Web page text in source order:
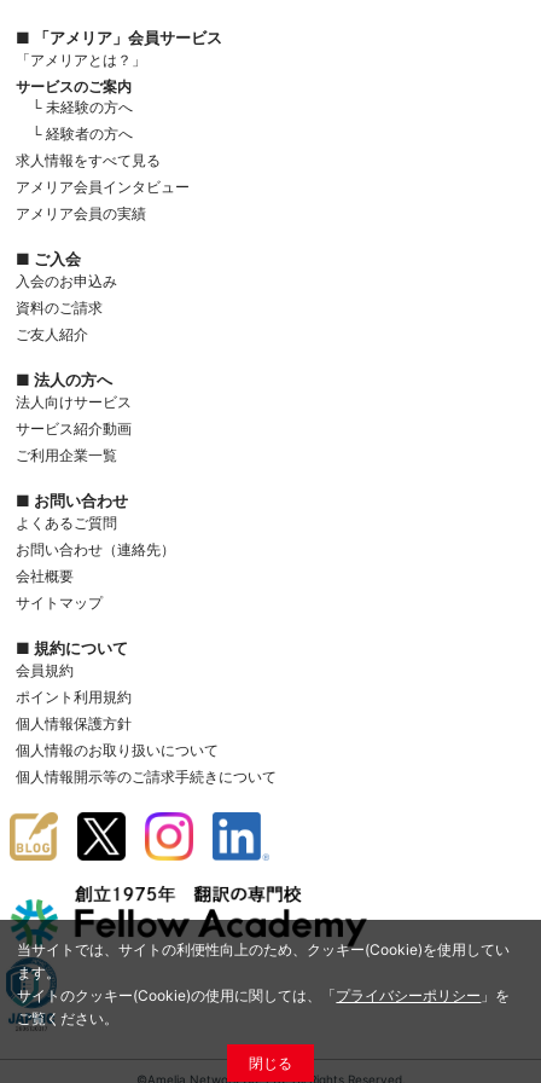
当サイトでは、サイトの利便性向上のため、クッキー(Cookie)を使用してい
ます。
サイトのクッキー(Cookie)の使用に関しては、「プライバシーポリシー 」を
ご覧ください。
閉じる
■ 「アメリア」会員サービス
「アメリアとは？」
サービスのご案内
└ 未経験の方へ
└ 経験者の方へ
求人情報をすべて見る
アメリア会員インタビュー
アメリア会員の実績
■ ご入会
入会のお申込み
資料のご請求
ご友人紹介
■ 法人の方へ
法人向けサービス
サービス紹介動画
ご利用企業一覧
■ お問い合わせ
よくあるご質問
お問い合わせ（連絡先）
会社概要
サイトマップ
■ 規約について
会員規約
ポイント利用規約
個人情報保護方針
個人情報のお取り扱いについて
個人情報開示等のご請求手続きについて
©Amelia Network Co.,Ltd. All Rights Reserved.